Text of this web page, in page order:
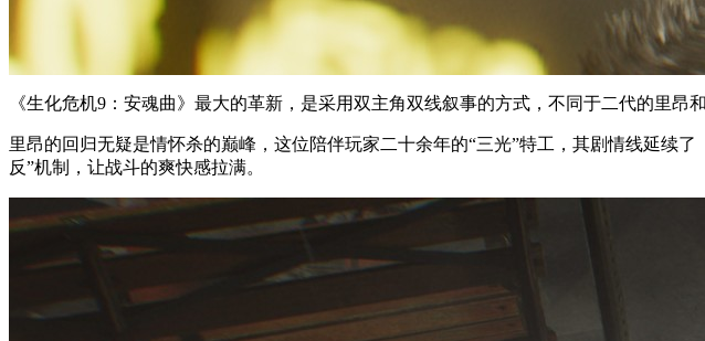
《生化危机9：安魂曲》最大的革新，是采用双主角双线叙事的方式，不同于二代的里昂
里昂的回归无疑是情怀杀的巅峰，这位陪伴玩家二十余年的“三光”特工，其剧情线延续
反”机制，让战斗的爽快感拉满。